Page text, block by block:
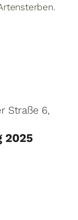
Straße 6,
2025